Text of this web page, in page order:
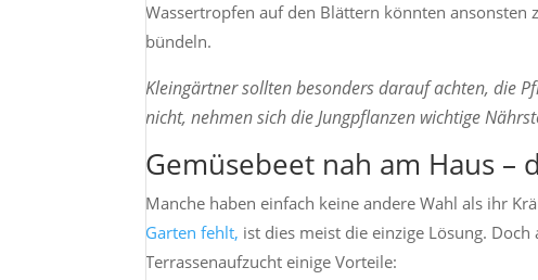
Wassertropfen auf den Blättern könnten ansonsten
bündeln.
Kleingärtner sollten besonders darauf achten, die
nicht, nehmen sich die Jungpflanzen wichtige
Gemüsebeet nah am Haus –
Manche haben einfach keine andere Wahl als ihr
Garten fehlt, ist dies meist die einzige Lösung.
Terrassenaufzucht einige Vorteile: